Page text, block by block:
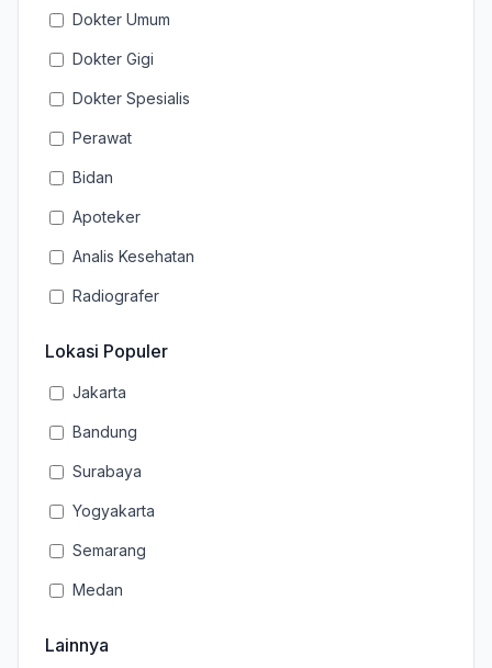
Dokter Umum
Dokter Gigi
Dokter Spesialis
Perawat
Bidan
Apoteker
Analis Kesehatan
Radiografer
Lokasi Populer
Jakarta
Bandung
Surabaya
Yogyakarta
Semarang
Medan
Lainnya